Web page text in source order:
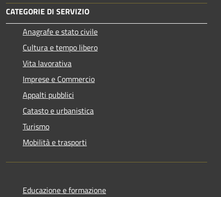
CATEGORIE DI SERVIZIO
Anagrafe e stato civile
Cultura e tempo libero
Vita lavorativa
Imprese e Commercio
Appalti pubblici
Catasto e urbanistica
Turismo
Mobilità e trasporti
Educazione e formazione